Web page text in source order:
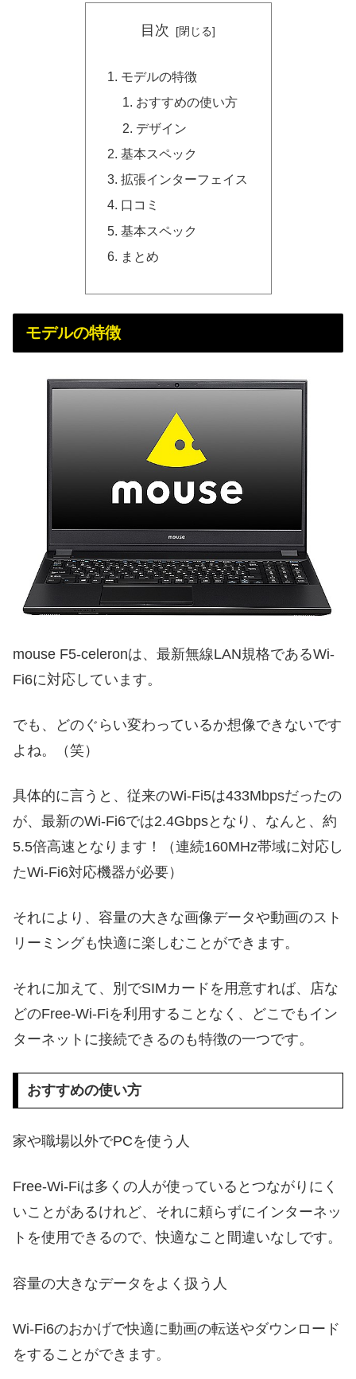
目次
モデルの特徴
おすすめの使い方
デザイン
基本スペック
拡張インターフェイス
口コミ
基本スペック
まとめ
モデルの特徴
mouse F5-celeronは、最新無線LAN規格であるWi-
Fi6に対応しています。
でも、どのぐらい変わっているか想像できないです
よね。（笑）
具体的に言うと、従来のWi-Fi5は433Mbpsだったの
が、最新のWi-Fi6では2.4Gbpsとなり、なんと、約
5.5倍高速となります！（連続160MHz帯域に対応し
たWi-Fi6対応機器が必要）
それにより、容量の大きな画像データや動画のスト
リーミングも快適に楽しむことができます。
それに加えて、別でSIMカードを用意すれば、店な
どのFree-Wi-Fiを利用することなく、どこでもイン
ターネットに接続できるのも特徴の一つです。
おすすめの使い方
家や職場以外でPCを使う人
Free-Wi-Fiは多くの人が使っているとつながりにく
いことがあるけれど、それに頼らずにインターネッ
トを使用できるので、快適なこと間違いなしです。
容量の大きなデータをよく扱う人
Wi-Fi6のおかげで快適に動画の転送やダウンロード
をすることができます。